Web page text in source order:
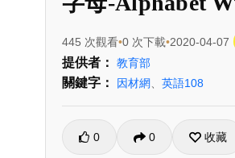
445 次觀看 0 次下載 2020-04-07
提供者： 教育部
關鍵字： 因材網 英語108
0 0 收藏